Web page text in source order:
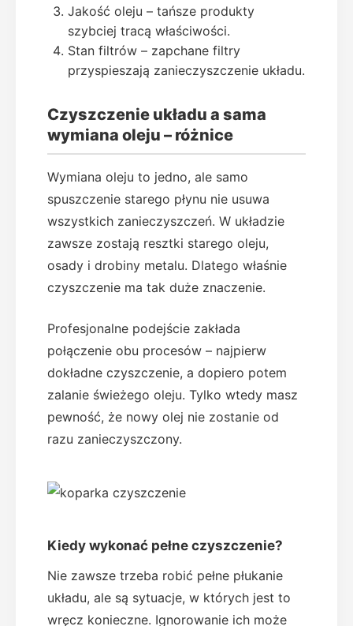
Jakość oleju – tańsze produkty
szybciej tracą właściwości.
Stan filtrów – zapchane filtry
przyspieszają zanieczyszczenie układu.
Czyszczenie układu a sama
wymiana oleju – różnice
Wymiana oleju to jedno, ale samo
spuszczenie starego płynu nie usuwa
wszystkich zanieczyszczeń. W układzie
zawsze zostają resztki starego oleju,
osady i drobiny metalu. Dlatego właśnie
czyszczenie ma tak duże znaczenie.
Profesjonalne podejście zakłada
połączenie obu procesów – najpierw
dokładne czyszczenie, a dopiero potem
zalanie świeżego oleju. Tylko wtedy masz
pewność, że nowy olej nie zostanie od
razu zanieczyszczony.
Kiedy wykonać pełne czyszczenie?
Nie zawsze trzeba robić pełne płukanie
układu, ale są sytuacje, w których jest to
wręcz konieczne. Ignorowanie ich może